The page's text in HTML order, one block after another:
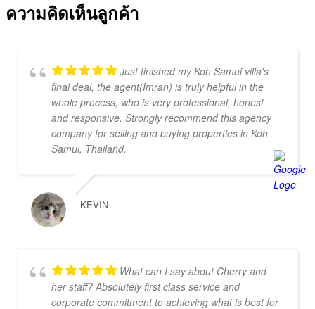
ความคิดเห็นลูกค้า
Just finished my Koh Samui villa's
final deal, the agent(Imran) is truly helpful in the
whole process, who is very professional, honest
and responsive. Strongly recommend this agency
company for selling and buying properties in Koh
Samui, Thailand.
KEVIN
What can I say about Cherry and
her staff? Absolutely first class service and
corporate commitment to achieving what is best for